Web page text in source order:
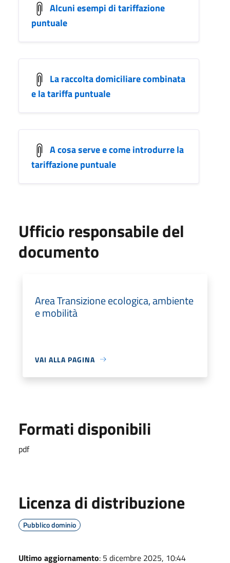
Alcuni esempi di tariffazione
puntuale
La raccolta domiciliare combinata
e la tariffa puntuale
A cosa serve e come introdurre la
tariffazione puntuale
Ufficio responsabile del
documento
Area Transizione ecologica, ambiente
e mobilità
VAI ALLA PAGINA
Formati disponibili
pdf
Licenza di distribuzione
Pubblico dominio
Ultimo aggiornamento: 5 dicembre 2025, 10:44